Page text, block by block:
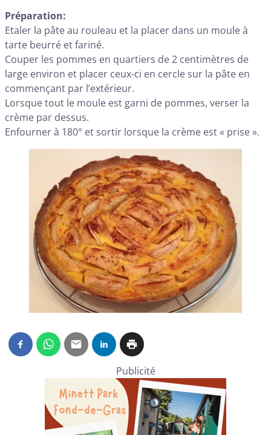
Préparation:
Etaler la pâte au rouleau et la placer dans un moule à
tarte beurré et fariné.
Couper les pommes en quartiers de 2 centimètres de
large environ et placer ceux-ci en cercle sur la pâte en
commençant par l’extérieur.
Lorsque tout le moule est garni de pommes, verser la
crème par dessus.
Enfourner à 180° et sortir lorsque la crème est « prise ».
Publicité